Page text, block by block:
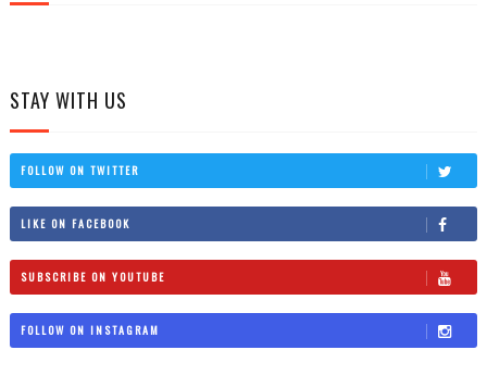
STAY WITH US
FOLLOW ON TWITTER
LIKE ON FACEBOOK
SUBSCRIBE ON YOUTUBE
FOLLOW ON INSTAGRAM